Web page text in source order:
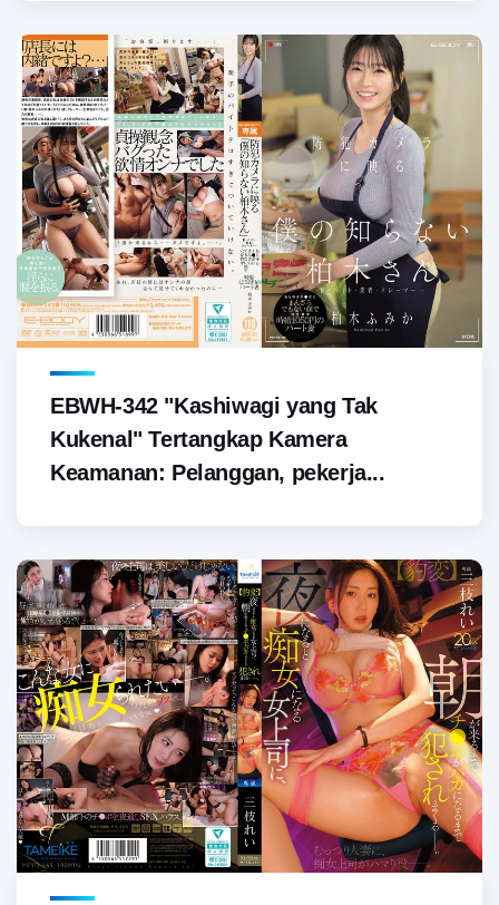
EBWH-342 "Kashiwagi yang Tak
Kukenal" Tertangkap Kamera
Keamanan: Pelanggan, pekerja...